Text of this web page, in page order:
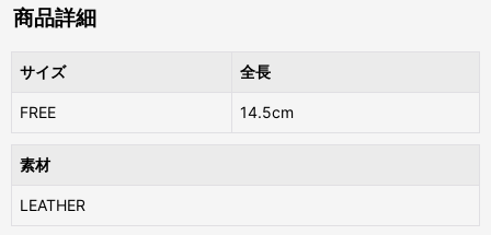
商品詳細
サイズ 全長
FREE 14.5cm
素材
LEATHER